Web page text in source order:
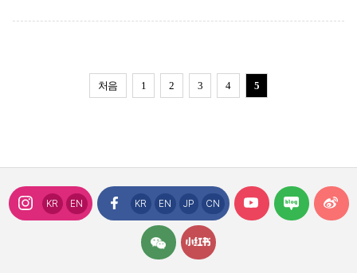
처음 1 2 3 4 5
KR EN KR EN JP CN